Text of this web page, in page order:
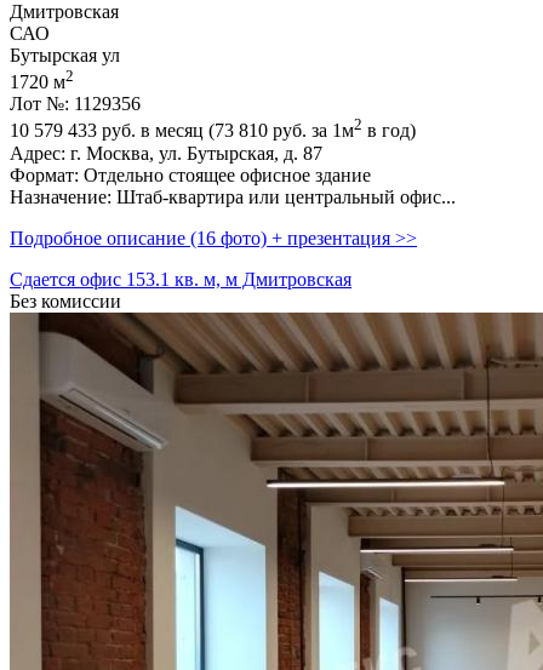
Дмитровская
САО
Бутырская ул
1720 м2
Лот №: 1129356
10 579 433 руб. в месяц (73 810 руб. за 1м2 в год)
Адрес: г. Москва,­ ул. Бутырская,­ д. 87
Формат: Отдельно стоящее офисное здание
Назначение: Штаб-квартира или центральный офис...
Подробное описание (16 фото) + презентация >>
Сдается офис 153.1 кв. м, м Дмитровская
Без комиссии